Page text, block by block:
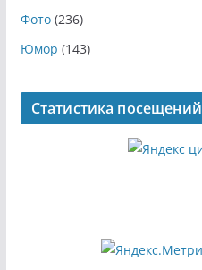
Фото(236)
Юмор (143)
Статистика посещений